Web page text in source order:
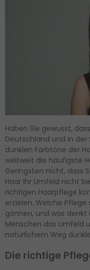
Haben Sie gewusst,
Deutschland und in der
dunklen Farbtöne der
weltweit die häufigste
Geringsten nicht, dass
Haar Ihr Umfeld nicht
richtigen Haarpflege
erzielen. Welche Pflege
gönnen, und was
Menschen das Umfeld
natürlichem Weg
Die richtige